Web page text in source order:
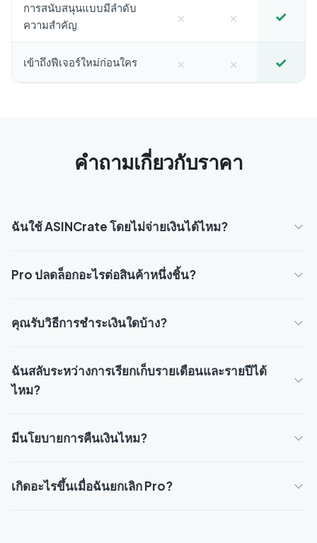
การสนับสนุนแบบมีลำดับ
ความสำคัญ
× × ✓
เข้าถึงฟีเจอร์ใหม่ก่อนใคร × × ✓
คำถามเกี่ยวกับราคา
ฉันใช้ ASINCrate โดยไม่จ่ายเงินได้ไหม?
Pro ปลดล็อกอะไรต่อสินค้าหนึ่งชิ้น?
คุณรับวิธีการชำระเงินใดบ้าง?
ฉันสลับระหว่างการเรียกเก็บรายเดือนและรายปีได้
ไหม?
มีนโยบายการคืนเงินไหม?
เกิดอะไรขึ้นเมื่อฉันยกเลิก Pro?